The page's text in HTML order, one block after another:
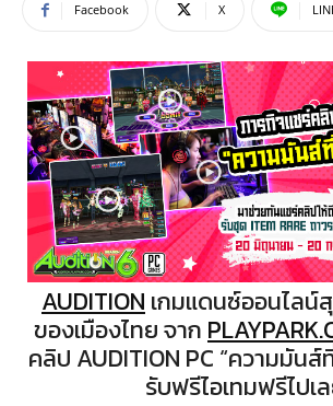
Facebook X
AUDITION เกมแดนซ์ออนไลน์
ของเมืองไทย จาก
คลิป AUDITION PC “ความมันส์
รับฟรีไอเทมฟรีไปเ